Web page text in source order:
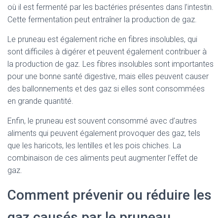
où il est fermenté par les bactéries présentes dans l’intestin.
Cette fermentation peut entraîner la production de gaz.
Le pruneau est également riche en fibres insolubles, qui
sont difficiles à digérer et peuvent également contribuer à
la production de gaz. Les fibres insolubles sont importantes
pour une bonne santé digestive, mais elles peuvent causer
des ballonnements et des gaz si elles sont consommées
en grande quantité.
Enfin, le pruneau est souvent consommé avec d’autres
aliments qui peuvent également provoquer des gaz, tels
que les haricots, les lentilles et les pois chiches. La
combinaison de ces aliments peut augmenter l’effet de
gaz.
Comment prévenir ou réduire les